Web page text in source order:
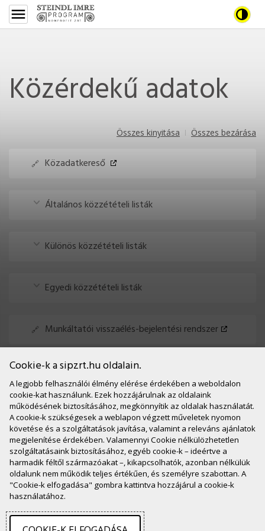
Steindl
Imre
Program
Nagy
Steindl
Imre
Közérdekű adatok
Összes kinyitása Összes bezárása
Közadatkereső
Általános közzétételi listák
Különös közzétételi listák
Egyedi közzétételi listák
Munkáltatói visszaélés-bejelentési rendszer
Panasztétel és közérdekű bejelentés
Kapcsolat
E-mail: iroda [kukac] sipzrt.hu
Székhely: 1055 Budapest, Kossuth Lajos tér 1-3.
Steindl Imre Program Nonprofit Zrt.
2026 © Minden jog fenntartva.
Cookie-k a sipzrt.hu oldalain.
A legjobb felhasználói élmény elérése érdekében a weboldalon
cookie-kat használunk. Ezek hozzájárulnak az oldalaink
működésének biztosításához, megkönnyítik az oldalak használatát.
A cookie-k szükségesek a weblapon végzett műveletek nyomon
követése és a szolgáltatások javítása, valamint a releváns ajánlatok
megjelenítése érdekében. Valamennyi Cookie nélkülözhetetlen
szolgáltatásaink biztosításához, egyéb cookie-k – ideértve a
harmadik féltől származóakat –, kikapcsolhatók, azonban nélkülük
oldalunk nem működik teljes értékűen, és személyre szabottan. A
"Cookie-k elfogadása" gombra kattintva hozzájárul a cookie-k
használatához.